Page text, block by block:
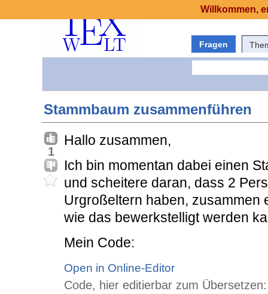
Fragen
Stammbaum zusammenführen
1
Hallo zusammen,
Ich bin momentan dabei einen
und scheitere daran, dass 2
Urgroßeltern haben, zusammen
wie das bewerkstelligt werden
Mein Code:
Open in Online-Editor
Code, hier editierbar zum Übersetzen:
Willkommen,